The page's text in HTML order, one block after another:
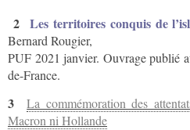
2 Les territoires conquis de
Bernard Rougier,
PUF 2021 janvier. Ouvrage publié
de-France.
3
La commémoration des
Macron ni Hollande